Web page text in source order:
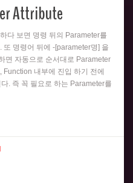
Attribute
다 보면 명령 뒤의 Parameter를
또 명령어 뒤에 -[parameter명] 을
면 자동으로 순서대로 Parameter
내부에 진입 하기 전에
. 즉 꼭 필요로 하는 Parameter를